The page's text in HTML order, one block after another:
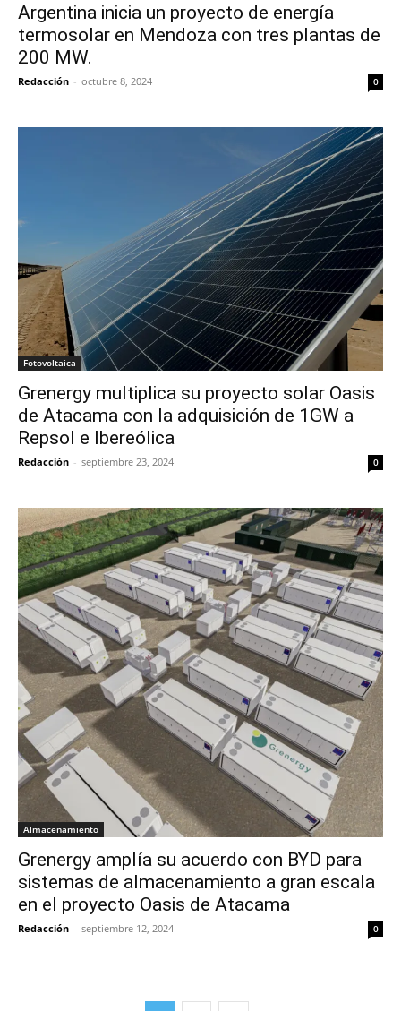
Argentina inicia un proyecto de energía
termosolar en Mendoza con tres plantas de
200 MW.
Redacción - octubre 8, 2024 0
Fotovoltaica
Grenergy multiplica su proyecto solar Oasis
de Atacama con la adquisición de 1GW a
Repsol e Ibereólica
Redacción - septiembre 23, 2024 0
Almacenamiento
Grenergy amplía su acuerdo con BYD para
sistemas de almacenamiento a gran escala
en el proyecto Oasis de Atacama
Redacción - septiembre 12, 2024 0